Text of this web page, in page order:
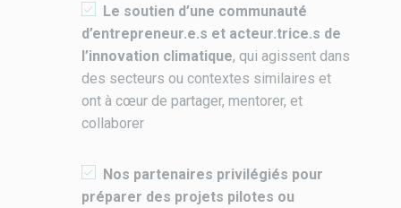
Le soutien d’une communauté
d’entrepreneur.e.s et acteur.trice.s de
l’innovation climatique, qui agissent dans
des secteurs ou contextes similaires et
ont à cœur de partager, mentorer, et
collaborer
Nos partenaires privilégiés pour
préparer des projets pilotes ou